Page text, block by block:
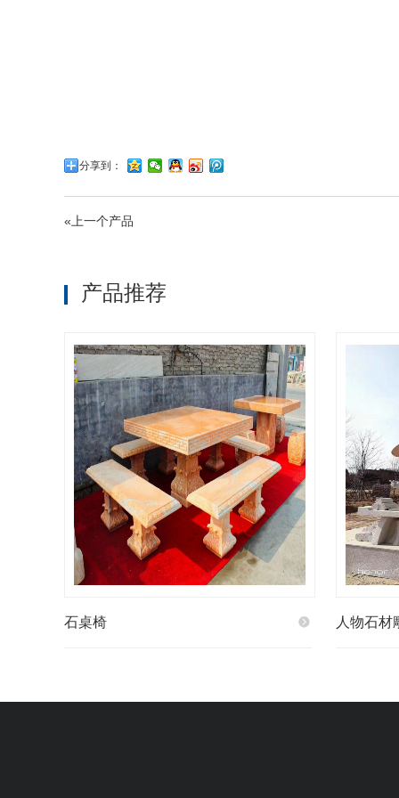
分享到：
«上一个产品
产品推荐
石桌椅 人物石材